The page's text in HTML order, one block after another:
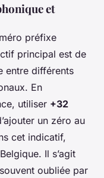
et
préfixe
principal est de
entre différents
En
utiliser +32
un zéro au
cet indicatif,
Il s’agit
oubliée par